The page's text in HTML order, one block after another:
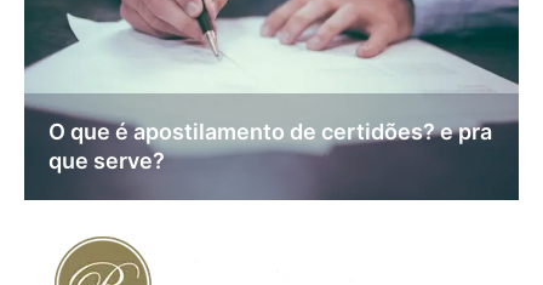
O que é apostilamento de certidões? e pra
que serve?